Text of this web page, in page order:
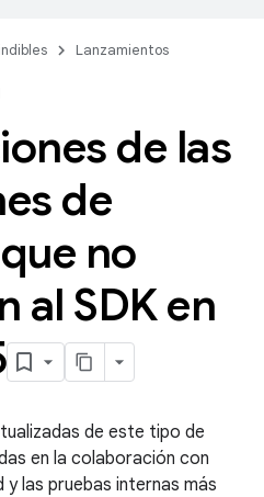
Lanzamientos
de las
de
no
al SDK en
de este tipo de
en la colaboración con
las pruebas internas más